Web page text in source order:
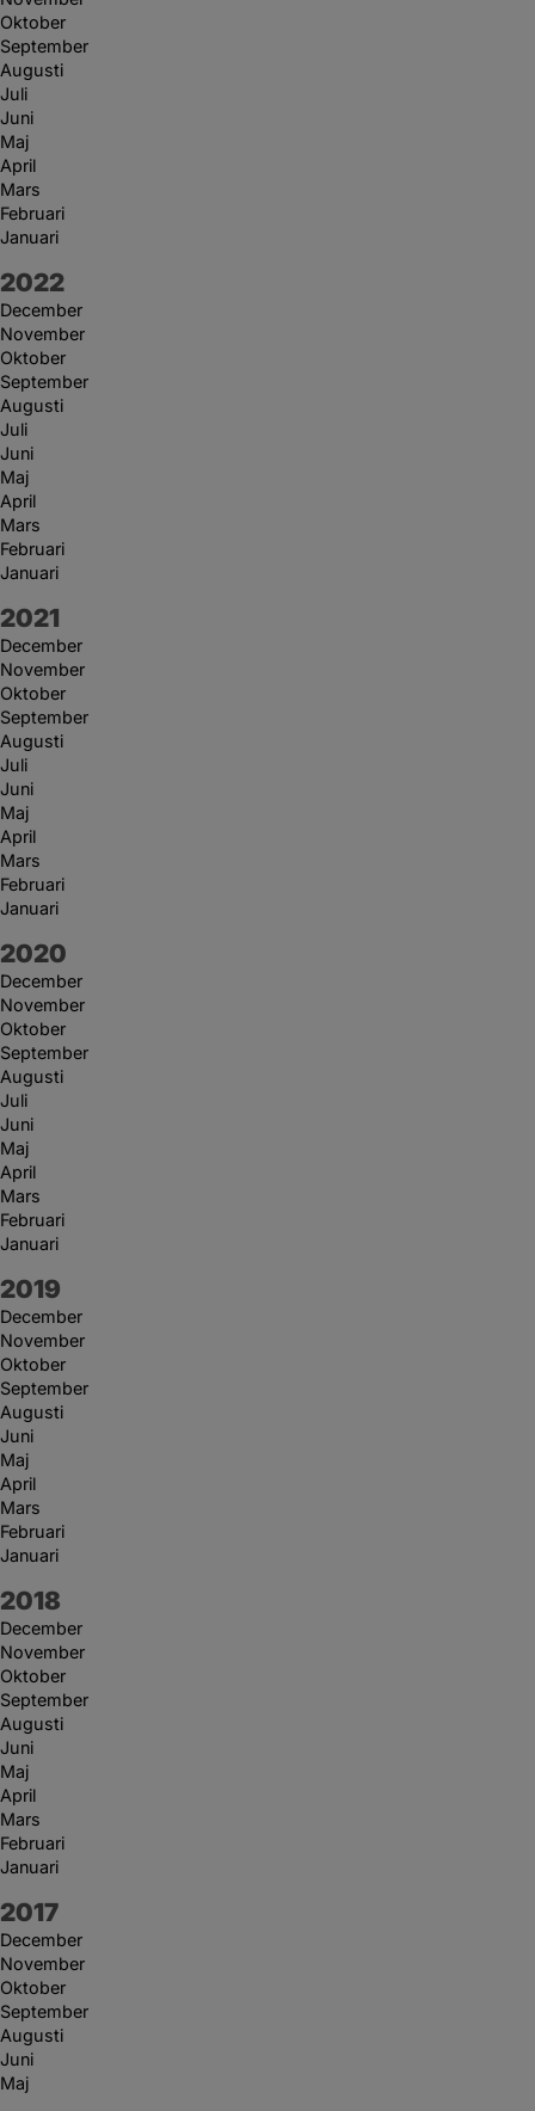
Oktober
September
Augusti
Juli
Juni
Maj
April
Mars
Februari
Januari
År:
2022
December
November
Oktober
September
Augusti
Juli
Juni
Maj
April
Mars
Februari
Januari
År:
2021
December
November
Oktober
September
Augusti
Juli
Juni
Maj
April
Mars
Februari
Januari
År:
2020
December
November
Oktober
September
Augusti
Juli
Juni
Maj
April
Mars
Februari
Januari
År:
2019
December
November
Oktober
September
Augusti
Juni
Maj
April
Mars
Februari
Januari
År:
2018
December
November
Oktober
September
Augusti
Juni
Maj
April
Mars
Februari
Januari
År:
2017
December
November
Oktober
September
Augusti
Juni
Maj